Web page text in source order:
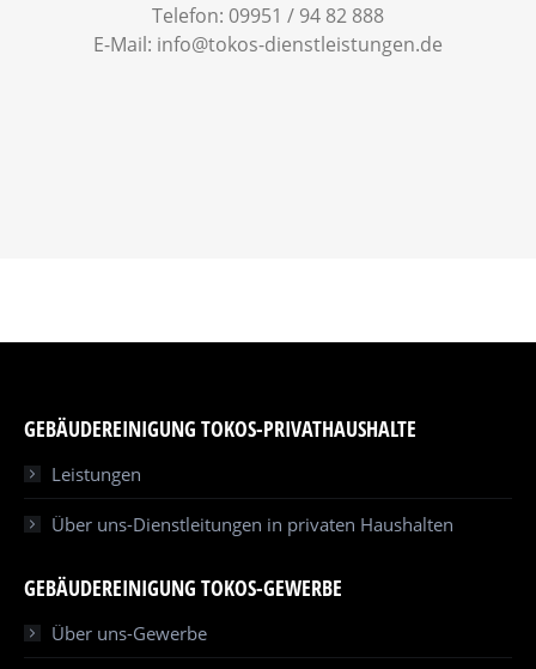
Telefon: 09951 / 94 82 888
E-Mail: info@tokos-dienstleistungen.de
GEBÄUDEREINIGUNG TOKOS-PRIVATHAUSHALTE
Leistungen
Über uns-Dienstleitungen in privaten Haushalten
GEBÄUDEREINIGUNG TOKOS-GEWERBE
Über uns-Gewerbe